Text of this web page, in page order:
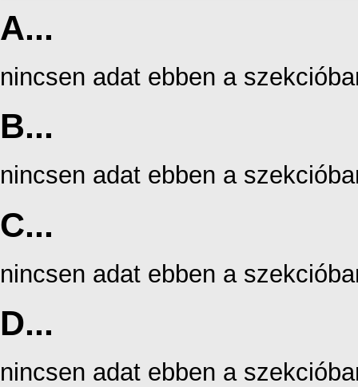
A...
nincsen adat ebben a
B...
nincsen adat ebben a
C...
nincsen adat ebben a
D...
nincsen adat ebben a